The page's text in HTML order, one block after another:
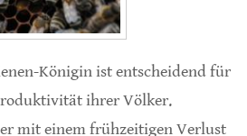
Königin ist entscheidend für
ihrer Völker.
mit einem frühzeitigen Verlust